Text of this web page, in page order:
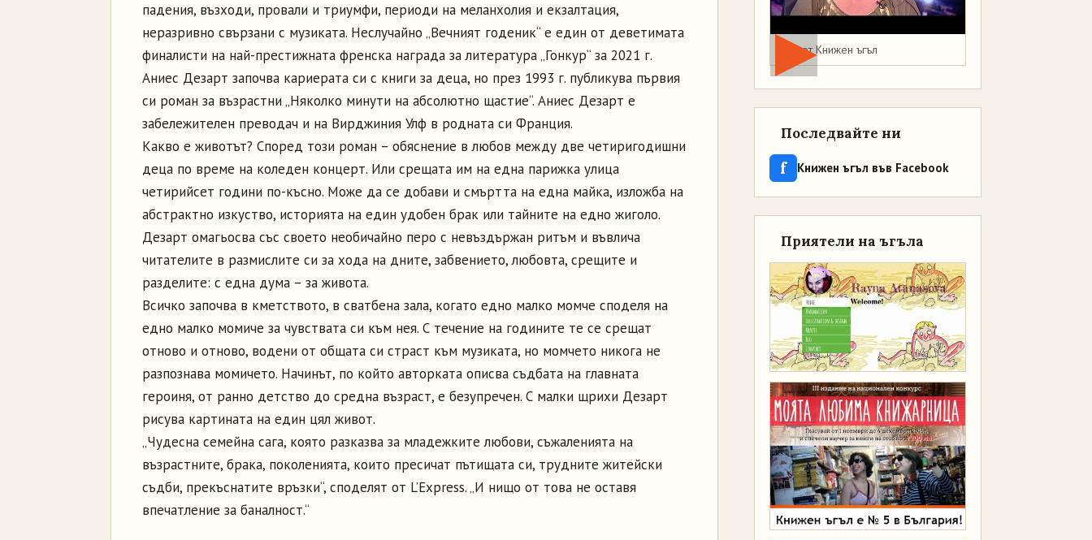
падения, възходи, провали и триумфи, периоди на меланхолия и екзалтация,
неразривно свързани с музиката. Неслучайно „Вечният годеник“ е един от деветимата
финалисти на най-престижната френска награда за литература „Гонкур“ за 2021 г.
Аниес Дезарт започва кариерата си с книги за деца, но през 1993 г. публикува първия
си роман за възрастни „Няколко минути на абсолютно щастие“. Аниес Дезарт е
забележителен преводач и на Вирджиния Улф в родната си Франция.
Какво е животът? Според този роман – обяснение в любов между две четиригодишни
деца по време на коледен концерт. Или срещата им на една парижка улица
четирийсет години по-късно. Може да се добави и смъртта на една майка, изложба на
абстрактно изкуство, историята на един удобен брак или тайните на едно жиголо.
Дезарт омагьосва със своето необичайно перо с невъздържан ритъм и въвлича
читателите в размислите си за хода на дните, забвението, любовта, срещите и
разделите: с една дума – за живота.
Всичко започва в кметството, в сватбена зала, когато едно малко момче споделя на
едно малко момиче за чувствата си към нея. С течение на годините те се срещат
отново и отново, водени от общата си страст към музиката, но момчето никога не
разпознава момичето. Начинът, по който авторката описва съдбата на главната
героиня, от ранно детство до средна възраст, е безупречен. С малки щрихи Дезарт
рисува картината на един цял живот.
„Чудесна семейна сага, която разказва за младежките любови, съжаленията на
възрастните, брака, поколенията, които пресичат пътищата си, трудните житейски
съдби, прекъснатите връзки“, споделят от L’Express. „И нищо от това не оставя
впечатление за баналност.“
Мая от Книжен ъгъл
Последвайте ни
f Книжен ъгъл във Facebook
Приятели на ъгъла